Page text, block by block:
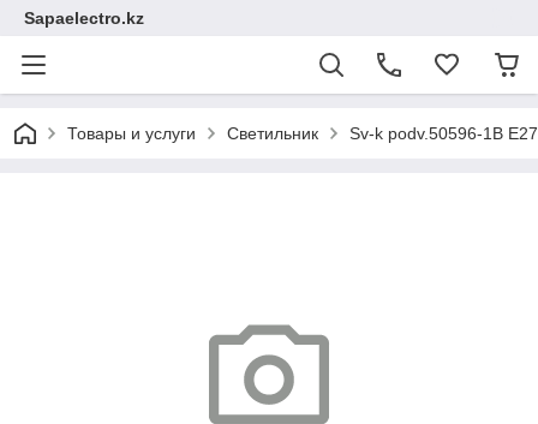
Sapaelectro.kz
Товары и услуги Светильник Sv-k podv.50596-1B